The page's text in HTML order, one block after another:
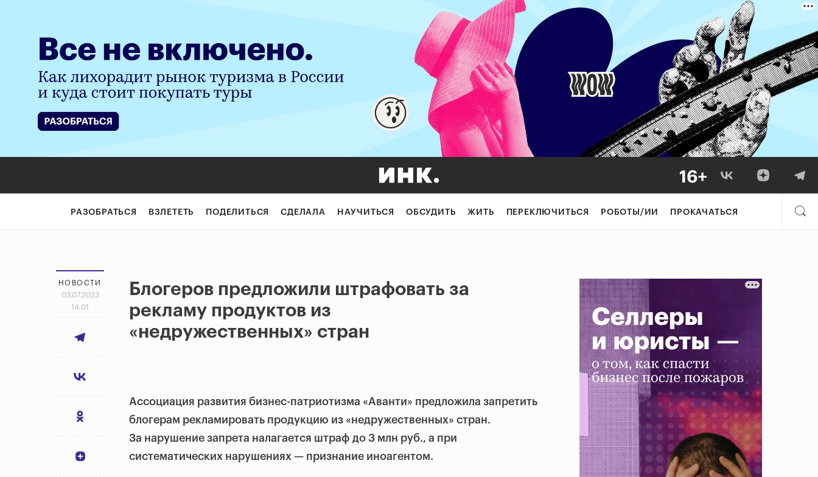
РАЗОБРАТЬСЯ ВЗЛЕТЕТЬ ПОДЕЛИТЬСЯ СДЕЛАЛА НАУЧИТЬСЯ ОБСУДИТЬ ЖИТЬ ПЕРЕКЛЮЧИТЬСЯ РОБОТЫ/ИИ ПРОКАЧАТЬСЯ
НОВОСТИ
03.07.2023
14:01
Блогеров предложили штрафовать за
рекламу продуктов из
«недружественных» стран
Ассоциация развития бизнес-патриотизма «Аванти» предложила запретить
блогерам рекламировать продукцию из «недружественных» стран.
За нарушение запрета налагается штраф до 3 млн руб., а при
систематических нарушениях — признание иноагентом.